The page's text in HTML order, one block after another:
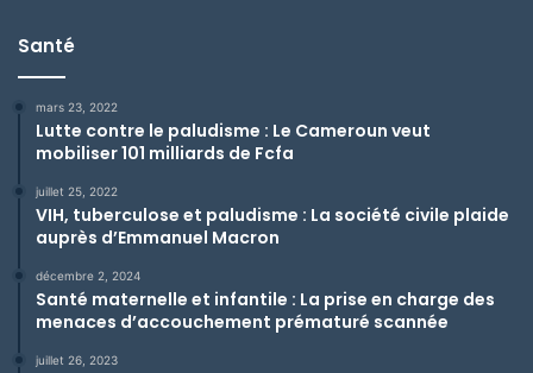
Santé
mars 23, 2022
Lutte contre le paludisme : Le Cameroun veut
mobiliser 101 milliards de Fcfa
juillet 25, 2022
VIH, tuberculose et paludisme : La société civile plaide
auprès d’Emmanuel Macron
décembre 2, 2024
Santé maternelle et infantile : La prise en charge des
menaces d’accouchement prématuré scannée
juillet 26, 2023